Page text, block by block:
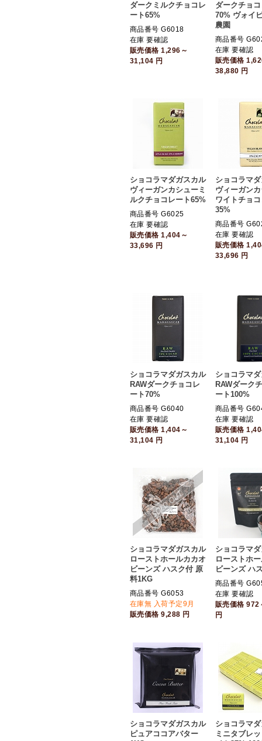
ダークミルクチョコレ
ート65%
商品番号 G6018
在庫 要確認
販売価格1,296～
31,104 円
ダークチョ
70% ヴォイ
農園
商品番号
在庫 要確認
販売価格
38,880 円
ショコラマダガスカル
ヴィーガンカシューミ
ルクチョコレート65%
商品番号 G6025
在庫 要確認
販売価格1,404～
33,696 円
ショコラマ
ヴィーガン
ワイトチョ
35%
商品番号
在庫 要確認
販売価格
33,696 円
ショコラマダガスカル
RAWダークチョコレ
ート70%
商品番号 G6040
在庫 要確認
販売価格1,404～
31,104 円
ショコラマ
RAWダーク
ート100%
商品番号
在庫 要確認
販売価格
31,104 円
ショコラマダガスカル
ローストホールカカオ
ビーンズ ハスク付 原
料1KG
商品番号 G6053
在庫無 入荷予定9月
販売価格9,288 円
ショコラマ
ローストホ
ビーンズ ハ
商品番号
在庫 要確認
販売価格972
円
ショコラマダガスカル
ピュアココアバター
ショコラマ
ミニタブレ